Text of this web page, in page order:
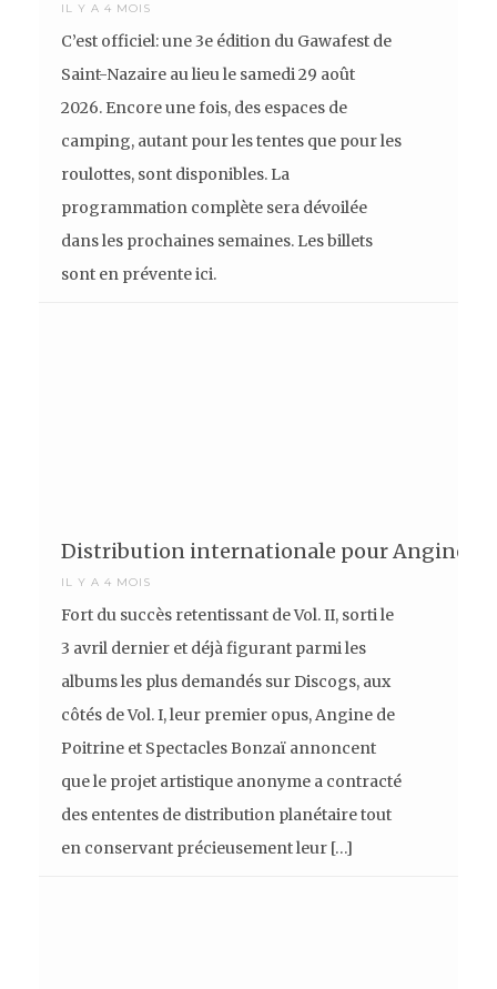
IL Y A 4 MOIS
C’est officiel: une 3e édition du Gawafest de
Saint-Nazaire au lieu le samedi 29 août
2026. Encore une fois, des espaces de
camping, autant pour les tentes que pour les
roulottes, sont disponibles. La
programmation complète sera dévoilée
dans les prochaines semaines. Les billets
sont en prévente ici.
Distribution internationale pour Angine
IL Y A 4 MOIS
Fort du succès retentissant de Vol. II, sorti le
3 avril dernier et déjà figurant parmi les
albums les plus demandés sur Discogs, aux
côtés de Vol. I, leur premier opus, Angine de
Poitrine et Spectacles Bonzaï annoncent
que le projet artistique anonyme a contracté
des ententes de distribution planétaire tout
en conservant précieusement leur […]